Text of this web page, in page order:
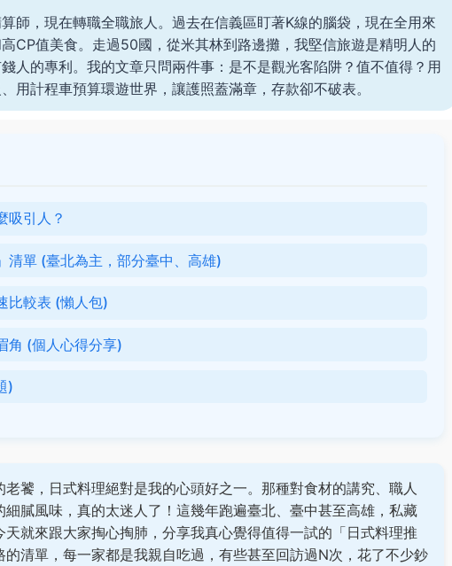
師，現在轉職全職旅人。過去在信義區盯著K線的腦袋，現在全用來
CP值美食。走過50國，從米其林到路邊攤，我堅信旅遊是精明人的
人的專利。我的文章只問兩件事：是不是觀光客陷阱？值不值得？用
用計程車預算環遊世界，讓護照蓋滿章，存款卻不破表。
吸引人？
清單 (臺北為主，部分臺中、高雄)
比較表 (懶人包)
角 (個人心得分享)
)
饕，日式料理絕對是我的心頭好之一。那種對食材的講究、職人
膩風味，真的太迷人了！這幾年跑遍臺北、臺中甚至高雄，私藏
就來跟大家掏心掏肺，分享我真心覺得值得一試的「日式料理推
清單，每一家都是我親自吃過，有些甚至回訪過N次，花了不少鈔